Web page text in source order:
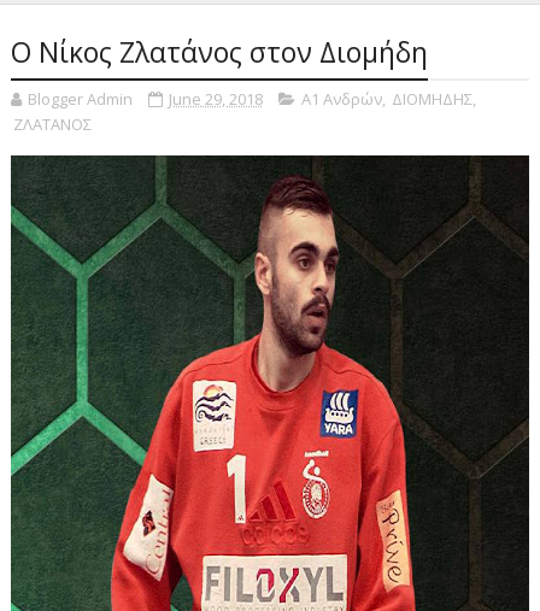
Ο Νίκος Ζλατάνος στον Διομήδη
Blogger Admin June 29, 2018 Α1 Ανδρών, ΔΙΟΜΗΔΗΣ,
ΖΛΑΤΑΝΟΣ